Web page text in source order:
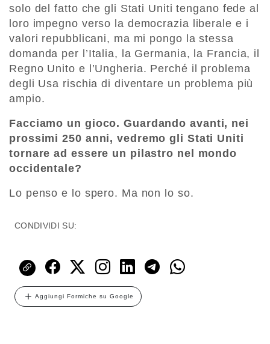
solo del fatto che gli Stati Uniti tengano fede al
loro impegno verso la democrazia liberale e i
valori repubblicani, ma mi pongo la stessa
domanda per l’Italia, la Germania, la Francia, il
Regno Unito e l’Ungheria. Perché il problema
degli Usa rischia di diventare un problema più
ampio.
Facciamo un gioco. Guardando avanti, nei
prossimi 250 anni, vedremo gli Stati Uniti
tornare ad essere un pilastro nel mondo
occidentale?
Lo penso e lo spero. Ma non lo so.
CONDIVIDI SU:
Aggiungi Formiche su Google